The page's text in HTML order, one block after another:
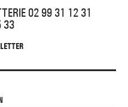
02 99 31 12 31
33